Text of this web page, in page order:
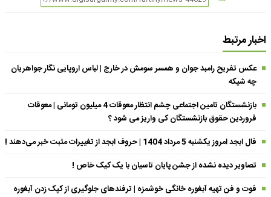
اخبار مرتبط
عکس تفریح رامبد جوان و همسر سومش در خارج | لباس اروپایی نگار جواهریان
چه شیکه
بازنشستگان تامین اجتماعی چشم انتظار معوقات 4 میلیون تومانی | معوقات
فروردین حقوق بازنشستگان کی واریز می شود ؟
فال ابجد امروز یکشنبه 5 مرداد 1404 | حروف ابجد از تغییرات مثبت خبر می‌دهند !
تصاویر دیده نشده از جشن پایان تاسیان با یک کیک خاص !
فوت و فن تهیه آبغوره خانگی خوشمزه | ترفندهای جلوگیری از کپک زدن آبغوره